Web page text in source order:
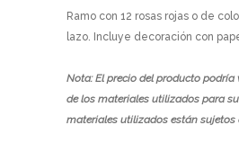
Ramo con 12 rosas rojas o de
lazo. Incluye decoración con
Nota: El precio del producto podría
de los materiales utilizados para
materiales utilizados están